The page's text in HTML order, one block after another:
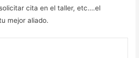
cita en el taller, etc….el
mejor aliado.